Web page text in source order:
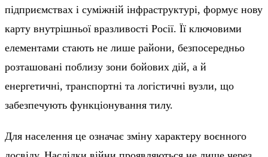
підприємствах і суміжній інфраструктурі, формує нову
карту внутрішньої вразливості Росії. Її ключовими
елементами стають не лише райони, безпосередньо
розташовані поблизу зони бойових дій, а й
енергетичні, транспортні та логістичні вузли, що
забезпечують функціонування тилу.
Для населення це означає зміну характеру воєнного